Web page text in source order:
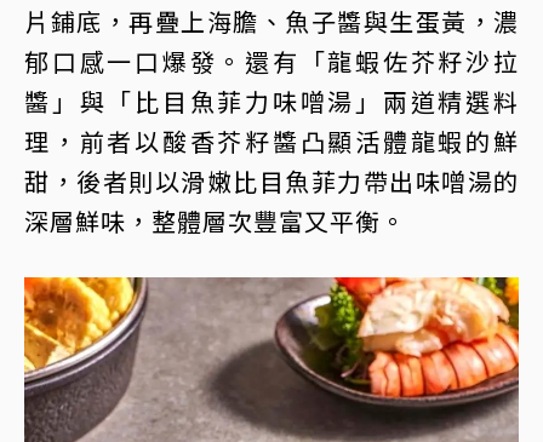
片鋪底，再疊上海膽、魚子醬與生蛋黃，濃
郁口感一口爆發。還有「龍蝦佐芥籽沙拉
醬」與「比目魚菲力味噌湯」兩道精選料
理，前者以酸香芥籽醬凸顯活體龍蝦的鮮
甜，後者則以滑嫩比目魚菲力帶出味噌湯的
深層鮮味，整體層次豐富又平衡。